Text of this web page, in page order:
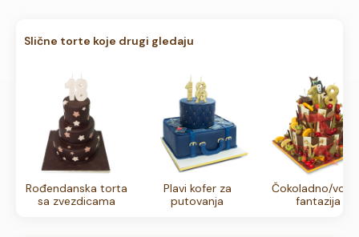
Slične torte koje drugi gledaju
Rođendanska torta
sa zvezdicama
Plavi kofer za
putovanja
Čokoladno/
fantazija